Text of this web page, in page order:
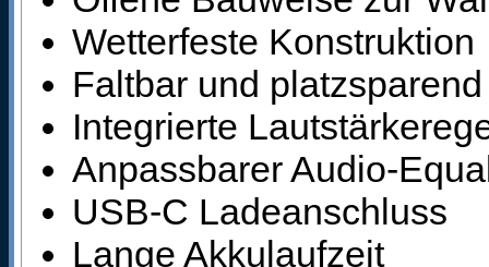
Wetterfeste Konstruktion
Faltbar und
Integrierte
Anpassbarer Audio-
USB-C Ladeanschluss
Lange Akkulaufzeit